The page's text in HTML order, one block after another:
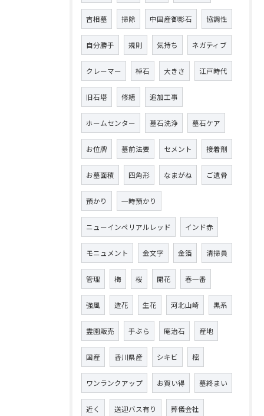
吉相墓 掃除 中国産御影石 協調性
自分勝手 規則 気持ち ネガティブ
クレーマー 棹石 大きさ 江戸時代
旧石塔 修繕 追加工事
ホームセンター 墓石洗浄 墓石ケア
お位牌 墓前法要 セメント 接着剤
お墓面積 四角形 なまがね ご遺骨
預かり 一時預かり
ニューインペリアルレッド インド赤
モニュメント 金文字 金箔 清掃員
管理 梅 桜 開花 春一番
強風 造花 生花 河北山崎 黒系
霊園販売 手ぶら 庵治石 産地
国産 香川県産 シキビ 樒
ワンランクアップ お買い得 墓終まい
近く 送迎バス有り 葬儀会社